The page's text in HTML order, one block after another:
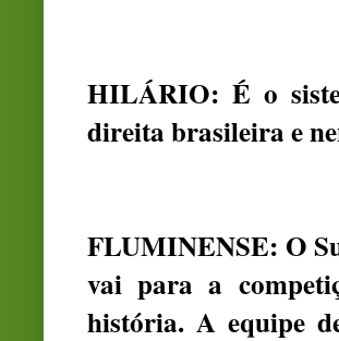
HILÁRIO: É o
direita brasileira e
FLUMINENSE: O
vai para a
história. A equipe